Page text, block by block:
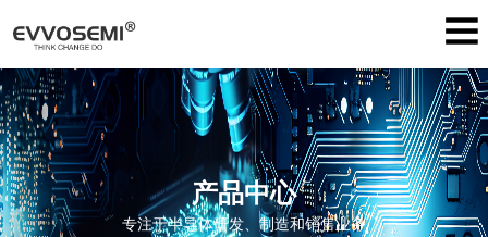
产品中心
专注于半导体研发、制造和销售业务